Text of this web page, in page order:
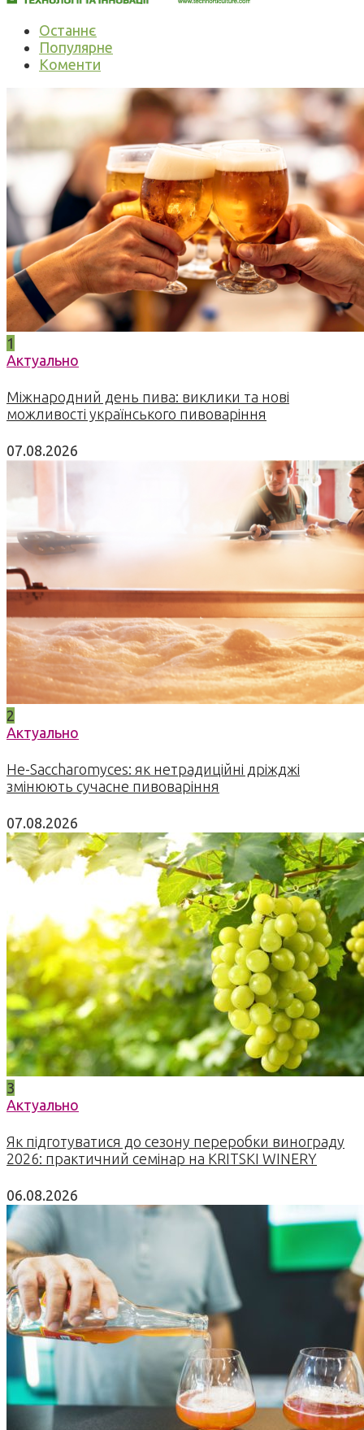
Останнє
Популярне
Коменти
1
Актуально
Міжнародний день пива: виклики та нові
можливості українського пивоваріння
07.08.2026
2
Актуально
Не-Saccharomyces: як нетрадиційні дріжджі
змінюють сучасне пивоваріння
07.08.2026
3
Актуально
Як підготуватися до сезону переробки винограду
2026: практичний семінар на KRITSKI WINERY
06.08.2026